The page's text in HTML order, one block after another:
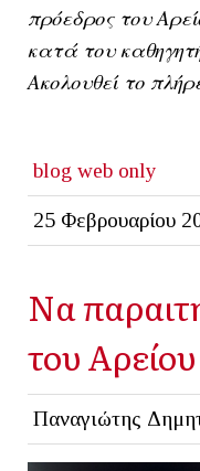
πρόεδρος του
κατά του
Ακολουθεί το
blog web only
25 Φεβρουαρίου
Να
του
Παναγιώτης